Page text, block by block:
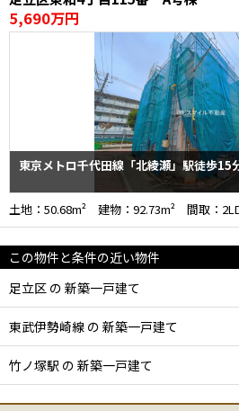
5,690万円
東京メトロ千代田線「北綾瀬」駅徒歩15
土地：50.68m² 建物：92.73m² 間取：
この物件と条件の近い物件
足立区 の 新築一戸建て
東武伊勢崎線 の 新築一戸建て
竹ノ塚駅 の 新築一戸建て